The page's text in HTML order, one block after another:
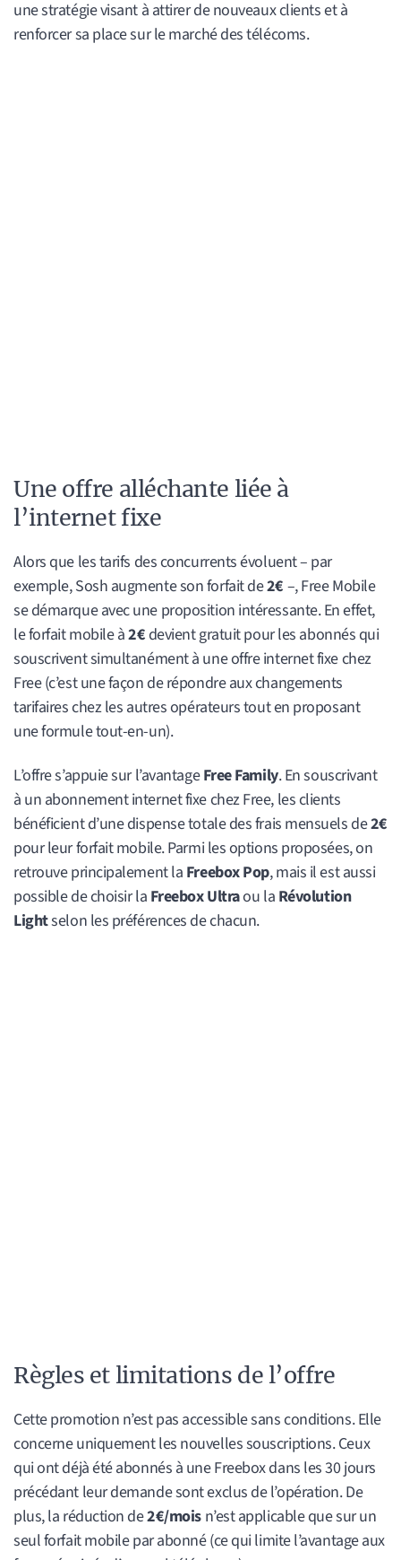
une stratégie visant à attirer de nouveaux clients et à
renforcer sa place sur le marché des télécoms.
Une offre alléchante liée à
l’internet fixe
Alors que les tarifs des concurrents évoluent – par
exemple, Sosh augmente son forfait de2€ –, Free Mobile
se démarque avec une proposition intéressante. En effet,
le forfait mobile à2€ devient gratuit pour les abonnés qui
souscrivent simultanément à une offre internet fixe chez
Free (c’est une façon de répondre aux changements
tarifaires chez les autres opérateurs tout en proposant
une formule tout-en-un).
L’offre s’appuie sur l’avantageFree Family. En souscrivant
à un abonnement internet fixe chez Free, les clients
bénéficient d’une dispense totale des frais mensuels de2€
pour leur forfait mobile. Parmi les options proposées, on
retrouve principalement la Freebox Pop, mais il est aussi
possible de choisir la Freebox Ultraou la Révolution
Lightselon les préférences de chacun.
Règles et limitations de l’offre
Cette promotion n’est pas accessible sans conditions. Elle
concerne uniquement les nouvelles souscriptions. Ceux
qui ont déjà été abonnés à une Freebox dans les 30 jours
précédant leur demande sont exclus de l’opération. De
plus, la réduction de2€/moisn’est applicable que sur un
seul forfait mobile par abonné (ce qui limite l’avantage aux